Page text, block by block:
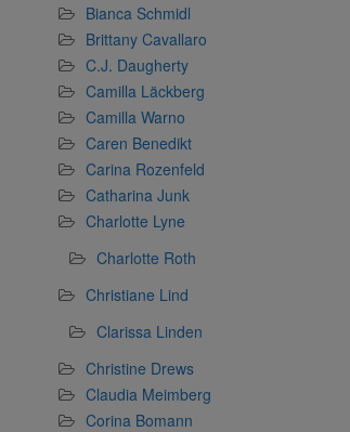
Bianca Schmidl
Brittany Cavallaro
C.J. Daugherty
Camilla Läckberg
Camilla Warno
Caren Benedikt
Carina Rozenfeld
Catharina Junk
Charlotte Lyne
Charlotte Roth
Christiane Lind
Clarissa Linden
Christine Drews
Claudia Meimberg
Corina Bomann